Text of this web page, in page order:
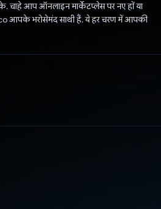
आप ऑनलाइन मार्केटप्लेस पर नए हों या
आपके भरोसेमंद साथी हैं. ये हर चरण में आपकी